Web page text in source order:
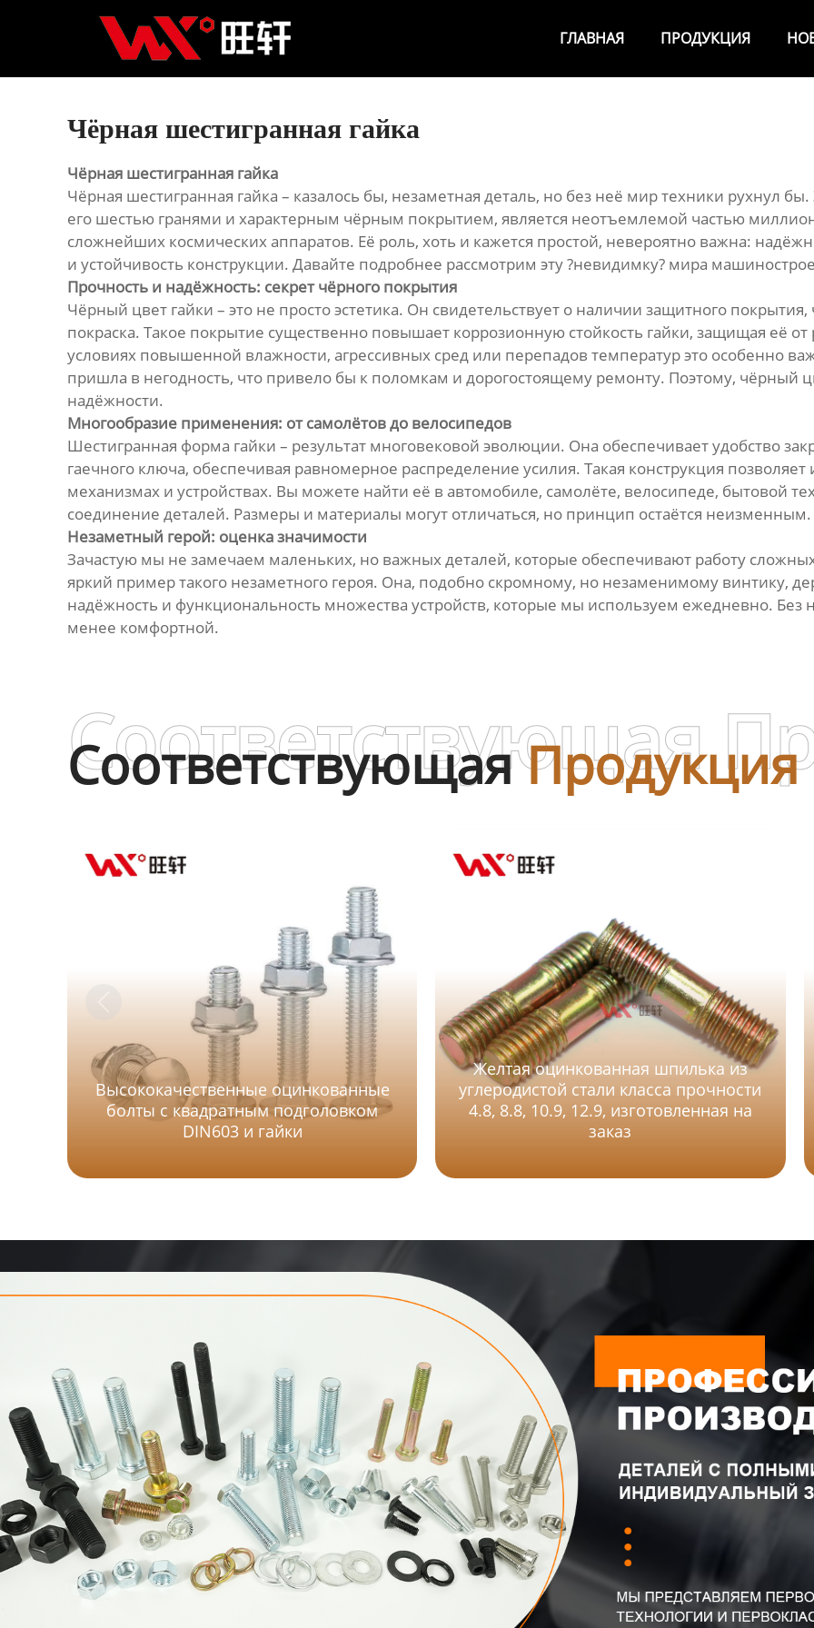
ГЛАВНАЯ ПРОДУКЦИЯ
Чёрная шестигранная гайка
Чёрная шестигранная гайка
Чёрная шестигранная гайка – казалось бы, незаметная деталь, но без неё мир техники рухнул
его шестью гранями и характерным чёрным покрытием, является неотъемлемой частью
сложнейших космических аппаратов. Её роль, хоть и кажется простой, невероятно важна:
и устойчивость конструкции. Давайте подробнее рассмотрим эту ?невидимку? мира
Прочность и надёжность: секрет чёрного покрытия
Чёрный цвет гайки – это не просто эстетика. Он свидетельствует о наличии защитного
покраска. Такое покрытие существенно повышает коррозионную стойкость гайки, защищая её
условиях повышенной влажности, агрессивных сред или перепадов температур это особенно
пришла в негодность, что привело бы к поломкам и дорогостоящему ремонту. Поэтому, чёрный
надёжности.
Многообразие применения: от самолётов до велосипедов
Шестигранная форма гайки – результат многовековой эволюции. Она обеспечивает удобство
гаечного ключа, обеспечивая равномерное распределение усилия. Такая конструкция
механизмах и устройствах. Вы можете найти её в автомобиле, самолёте, велосипеде, бытовой
соединение деталей. Размеры и материалы могут отличаться, но принцип остаётся неизменным.
Незаметный герой: оценка значимости
Зачастую мы не замечаем маленьких, но важных деталей, которые обеспечивают работу
яркий пример такого незаметного героя. Она, подобно скромному, но незаменимому винтику,
надёжность и функциональность множества устройств, которые мы используем ежедневно.
менее комфортной.
СоответствующаяПродукция
Соответствующая
Высококачественные оцинкованные
болты с квадратным подголовком
DIN603 и гайки
Желтая оцинкованная шпилька из
углеродистой стали класса прочности
4.8, 8.8, 10.9, 12.9, изготовленная на
заказ